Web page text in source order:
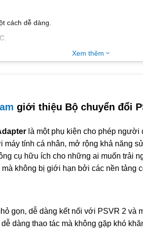
cách dễ dàng.
Xem thêm
giới thiệu Bộ chuyển đổi
là một phụ kiện cho phép
máy tính cá nhân, mở rộng khả năng
cụ hữu ích cho những ai muốn trải
không bị giới hạn bởi các nền tảng
gọn, dễ dàng kết nối với PSVR 2 và
dàng thao tác mà không gặp khó